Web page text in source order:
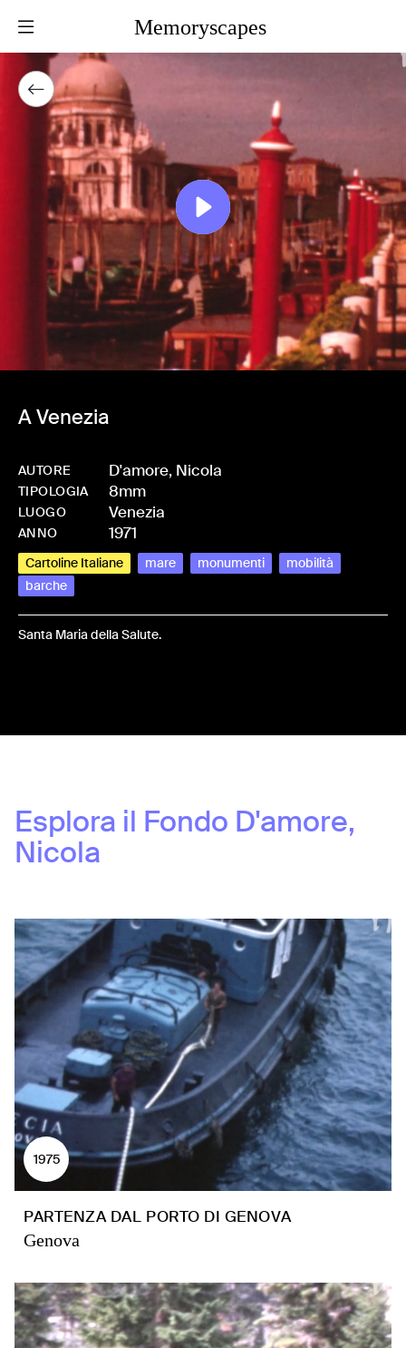
Memoryscapes
A Venezia
AUTORE D'amore, Nicola
TIPOLOGIA 8mm
LUOGO Venezia
ANNO 1971
Cartoline Italiane mare monumenti
mobilità
barche
Santa Maria della Salute.
Esplora il Fondo D'amore,
Nicola
1975
PARTENZA DAL PORTO DI GENOVA
Genova